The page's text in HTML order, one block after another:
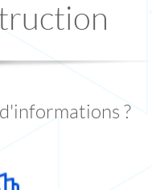
?